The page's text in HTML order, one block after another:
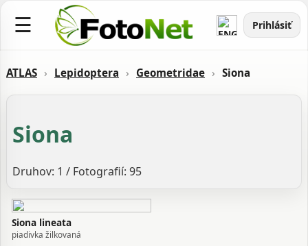
☰ Prihlásiť
ATLAS › Lepidoptera › Geometridae › Siona
Siona
Druhov: 1 / Fotografií: 95
Siona lineata
piadivka žilkovaná